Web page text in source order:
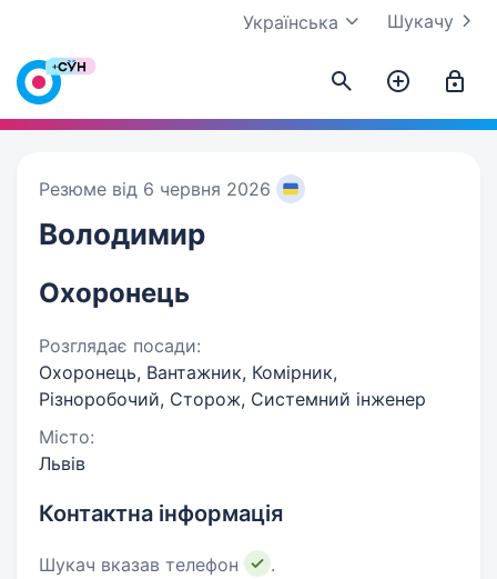
Шукачу
Українська
Резюме від 6 червня 2026
Володимир
Охоронець
Розглядає посади:
Охоронець, Вантажник, Комірник,
Різноробочий, Сторож, Системний інженер
Місто:
Львів
Контактна інформація
Шукач вказав телефон
.